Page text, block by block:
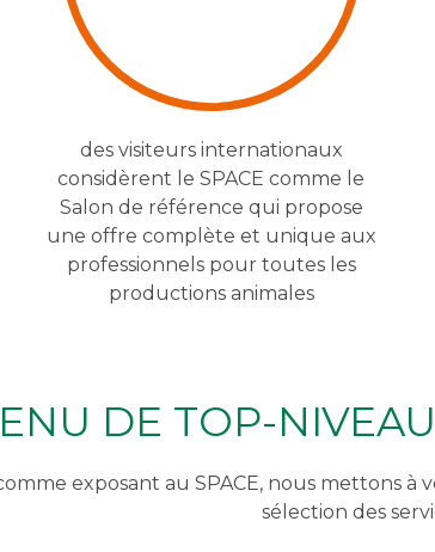
des visiteurs internationaux
considèrent le SPACE comme le
Salon de référence qui propose
une offre complète et unique aux
professionnels pour toutes les
productions animales
DE TOP-
exposant au SPACE, nous mettons à
sélection des